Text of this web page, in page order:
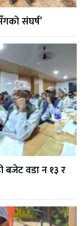
संघर्ष’
बजेट वडा न १३ र